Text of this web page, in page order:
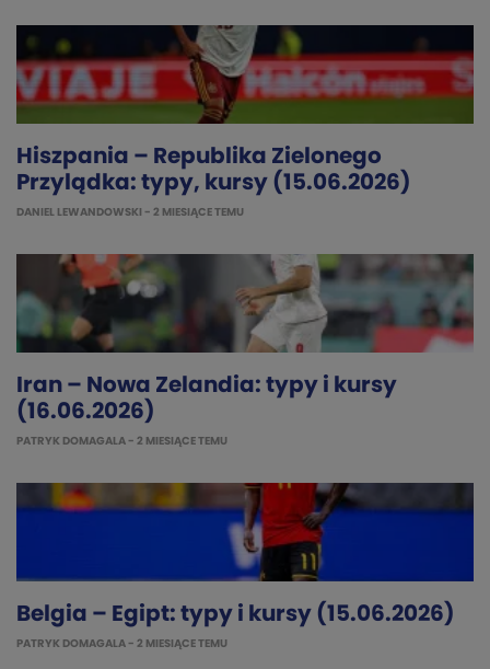
Hiszpania – Republika Zielonego
Przylądka: typy, kursy (15.06.2026)
DANIEL LEWANDOWSKI - 2 MIESIĄCE TEMU
Iran – Nowa Zelandia: typy i kursy
(16.06.2026)
PATRYK DOMAGALA - 2 MIESIĄCE TEMU
Belgia – Egipt: typy i kursy (15.06.2026)
PATRYK DOMAGALA - 2 MIESIĄCE TEMU